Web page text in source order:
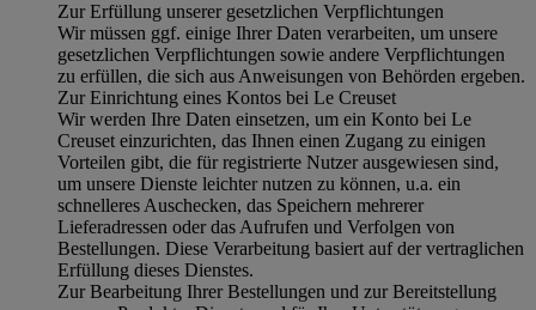
Zur Erfüllung unserer gesetzlichen Verpflichtungen
Wir müssen ggf. einige Ihrer Daten verarbeiten, um unsere
gesetzlichen Verpflichtungen sowie andere Verpflichtungen
zu erfüllen, die sich aus Anweisungen von Behörden ergeben.
Zur Einrichtung eines Kontos bei Le Creuset
Wir werden Ihre Daten einsetzen, um ein Konto bei Le
Creuset einzurichten, das Ihnen einen Zugang zu einigen
Vorteilen gibt, die für registrierte Nutzer ausgewiesen sind,
um unsere Dienste leichter nutzen zu können, u.a. ein
schnelleres Auschecken, das Speichern mehrerer
Lieferadressen oder das Aufrufen und Verfolgen von
Bestellungen. Diese Verarbeitung basiert auf der vertraglichen
Erfüllung dieses Dienstes.
Zur Bearbeitung Ihrer Bestellungen und zur Bereitstellung